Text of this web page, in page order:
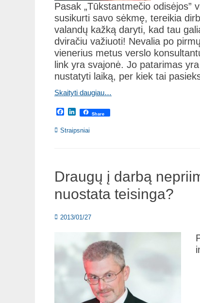
Pasak „Tūkstantmečio odisėjos”
susikurti savo sėkmę, tereikia
valandų kažką daryti, kad tau
dviračiu važiuoti! Nevalia po
vienerius metus verslo
link yra svajonė. Jo patarimas
nustatyti laiką, per kiek tai
Skaityti daugiau…
Facebook
LinkedIn
Share
Categories
Straipsniai
Draugų į darbą
nuostata teisinga?
Posted
2013/01/27